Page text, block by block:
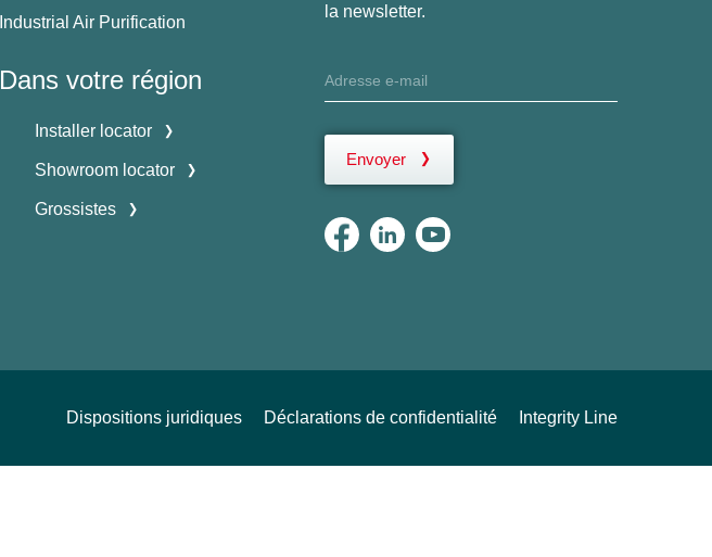
Industrial Air Purification
Dans votre région
Installer locator
Showroom locator
Grossistes
la newsletter.
Envoyer
Dispositions juridiques Déclarations de confidentialité Integrity Line